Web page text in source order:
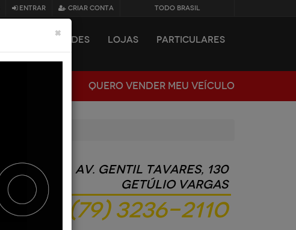
×
ENTRAR CRIAR CONTA TODO BRASIL
NOVIDADES LOJAS PARTICULARES
QUERO VENDER MEU VEÍCULO
Av. Gentil Tavares, 130
Getúlio Vargas
(79) 3236-2110